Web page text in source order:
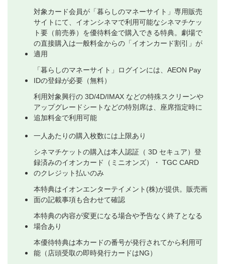
対象カード会員が「暮らしのマネーサイト」専用販売
サイトにて、イオンシネマで利用可能なシネマチケッ
ト要（前売券）を優待料金で購入できる特典。劇場で
の直接購入は一般料金からの「イオンカード割引」が
適用
「暮らしのマネーサイト」ログインには、AEON Pay
IDの登録が必要（無料）
利用対象興行の 3D/4D/IMAX などの特殊スクリーンや
アップグレードシートなどの特別席は、座席指定時に
追加料金で利用可能
一人あたりの購入枚数には上限あり
シネマチケットの購入は本人認証（ 3D セキュア）登
録済みのイオンカード（ミニオンズ）・ TGC CARD
のクレジット払いのみ
本特典はイオンエンターテイメント(株)が提供。販売画
面の記載事項も合わせて確認
本特典の内容が変更になる場合や予告なく終了となる
場合あり
本優待特典は本カードの番号が発行されてから利用可
能（店頭受取の即時発行カードはNG）